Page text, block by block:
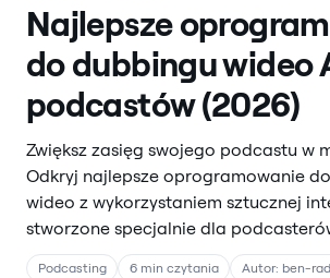
Najlepsze
do dubbingu wideo
podcastów (2026)
Zwiększ zasięg swojego podcastu w
Odkryj najlepsze oprogramowanie
wideo z wykorzystaniem sztucznej
stworzone specjalnie dla
Podcasting 6 min czytania
Autor: ben-